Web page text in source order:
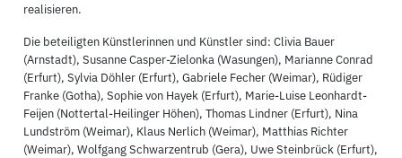
realisieren.
Die beteiligten Künstlerinnen und Künstler sind: Clivia Bauer
(Arnstadt), Susanne Casper-Zielonka (Wasungen), Marianne Conrad
(Erfurt), Sylvia Döhler (Erfurt), Gabriele Fecher (Weimar), Rüdiger
Franke (Gotha), Sophie von Hayek (Erfurt), Marie-Luise Leonhardt-
Feijen (Nottertal-Heilinger Höhen), Thomas Lindner (Erfurt), Nina
Lundström (Weimar), Klaus Nerlich (Weimar), Matthias Richter
(Weimar), Wolfgang Schwarzentrub (Gera), Uwe Steinbrück (Erfurt),